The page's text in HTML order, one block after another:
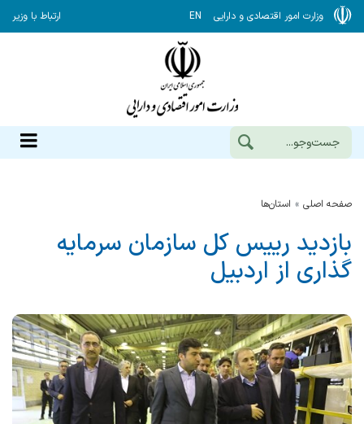
وزارت امور اقتصادی و دارایی EN ارتباط با وزیر
صفحه اصلی استان‌ها
بازدید رییس کل سازمان سرمایه
گذاری از اردبیل